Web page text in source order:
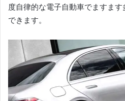
度自律的な電子自動車でますま
できます。